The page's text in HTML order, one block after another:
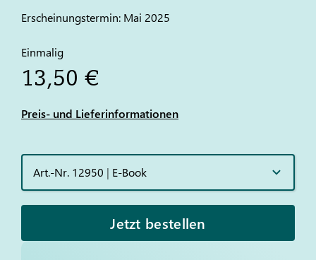
Erscheinungstermin: Mai 2025
Einmalig
13,50 €
Preis- und Lieferinformationen
Art.-Nr. 12950 | E-Book
Jetzt bestellen